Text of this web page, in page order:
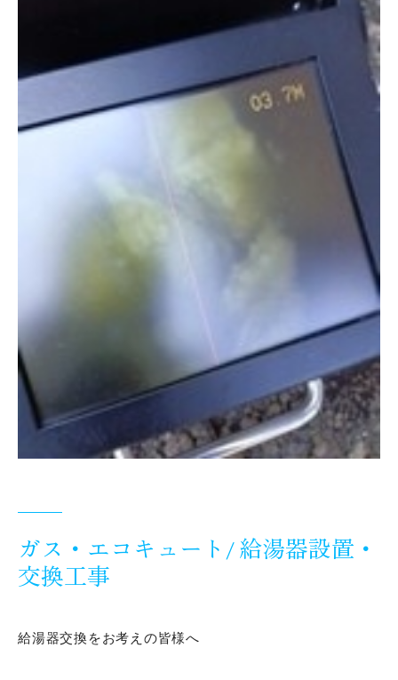
ガス・エコキュート/ 給湯器設置・
交換工事
給湯器交換をお考えの皆様へ